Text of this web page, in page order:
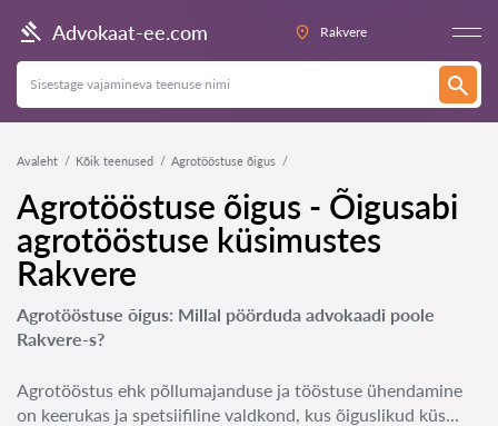
Advokaat-ee.com Rakvere
Avaleht Kõik teenused Agrotööstuse õigus
Agrotööstuse õigus - Õigusabi
agrotööstuse küsimustes
Rakvere
Agrotööstuse õigus: Millal pöörduda advokaadi poole
Rakvere-s?
Agrotööstus ehk põllumajanduse ja tööstuse ühendamine
on keerukas ja spetsiifiline valdkond, kus õiguslikud küs...